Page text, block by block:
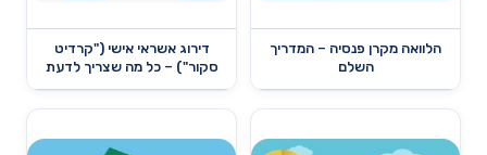
הלוואה מקרן פנסיה – המדריך
השלם
דירוג אשראי אישי ("קרדיט
סקור") – כל מה שצריך לדעת